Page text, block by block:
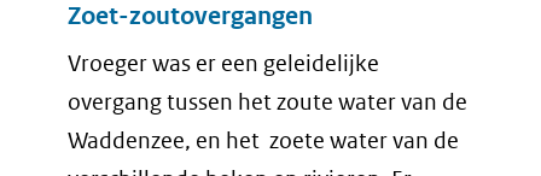
Zoet-zoutovergangen
Vroeger was er een geleidelijke
overgang tussen het zoute water van de
Waddenzee, en het zoete water van de